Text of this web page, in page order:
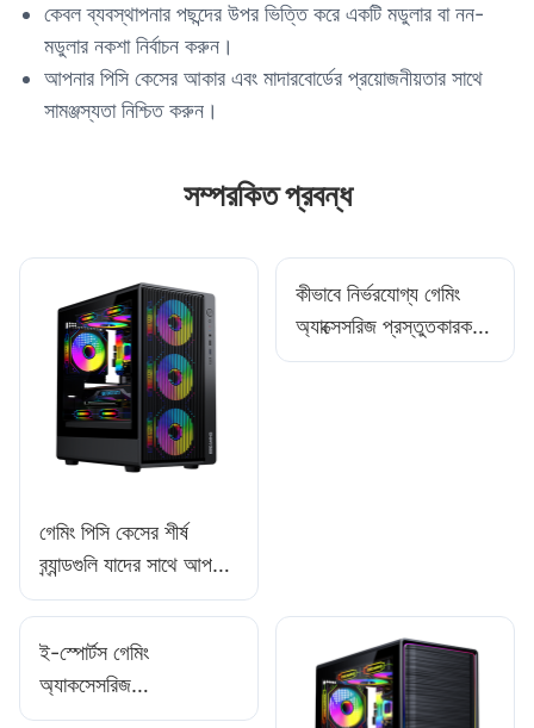
কেবল ব্যবস্থাপনার পছন্দের উপর ভিত্তি করে একটি মডুলার বা নন-
মডুলার নকশা নির্বাচন করুন।
আপনার পিসি কেসের আকার এবং মাদারবোর্ডের প্রয়োজনীয়তার সাথে
সামঞ্জস্যতা নিশ্চিত করুন।
সম্পরকিত প্রবন্ধ
গেমিং পিসি কেসের শীর্ষ
ব্র্যান্ডগুলি যাদের সাথে আপনার
সহযোগিতা করা উচিত
কীভাবে নির্ভরযোগ্য গেমিং
অ্যাক্সেসরিজ প্রস্তুতকারক ও
সরবরাহকারী খুঁজে বের
ই-স্পোর্টস গেমিং
অ্যাকসেসরিজ
প্রস্তুতকারকের বিক্রয় ডেটা